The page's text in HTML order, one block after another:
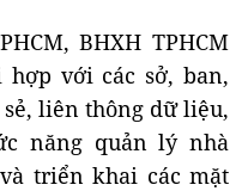
BHXH TPHCM
hợp với các sở, ban,
liên thông dữ liệu,
năng quản lý nhà
triển khai các mặt